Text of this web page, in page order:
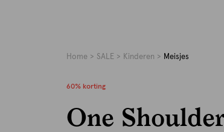
Home SALE Kinderen Meisjes
60% korting
One